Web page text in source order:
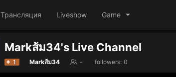
Трансляция Liveshow Game
Markส้ม34's Live Channel
1 Markส้ม34 - followers: 0